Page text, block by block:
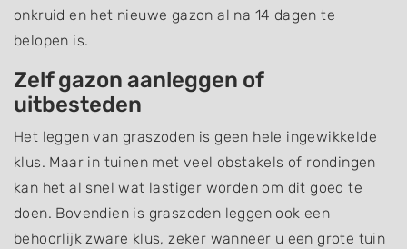
onkruid en het nieuwe gazon al na 14 dagen te
belopen is.
Zelf gazon aanleggen of
uitbesteden
Het leggen van graszoden is geen hele ingewikkelde
klus. Maar in tuinen met veel obstakels of rondingen
kan het al snel wat lastiger worden om dit goed te
doen. Bovendien is graszoden leggen ook een
behoorlijk zware klus, zeker wanneer u een grote tuin